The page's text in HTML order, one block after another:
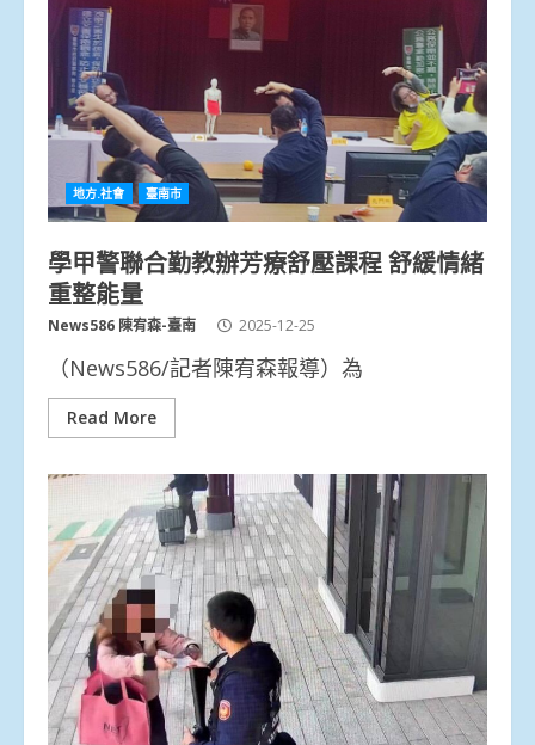
地方.社會 臺南市
學甲警聯合勤教辦芳療舒壓課程 舒緩情緒
重整能量
News586 陳宥森-臺南 2025-12-25
（News586/記者陳宥森報導）為
Read More